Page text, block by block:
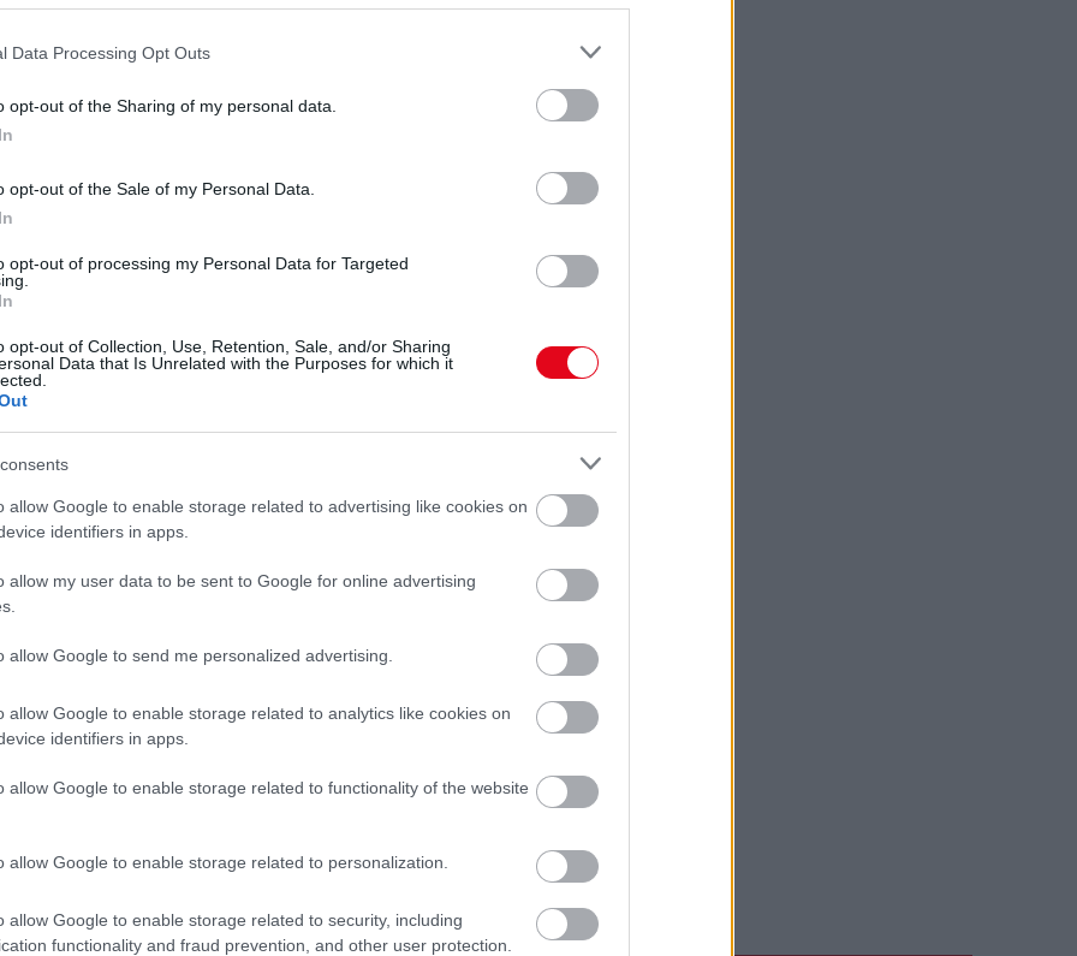
Data Processing Opt Outs
opt-out of the Sharing of my personal data.
opt-out of the Sale of my Personal Data.
opt-out of processing my Personal Data for Targeted
opt-out of Collection, Use, Retention, Sale, and/or Sharing
Data that Is Unrelated with the Purposes for which it
allow Google to enable storage related to advertising like cookies on
identifiers in apps.
allow my user data to be sent to Google for online advertising
allow Google to send me personalized advertising.
allow Google to enable storage related to analytics like cookies on
identifiers in apps.
allow Google to enable storage related to functionality of the website
allow Google to enable storage related to personalization.
allow Google to enable storage related to security, including
functionality and fraud prevention, and other user protection.
megosztott bejegyzés
a rapper lakásán.Egy Twitter-bejegyzés szerint
volt, amikor a mentők megérkeztek hozzá.
közel 7 hónap után végre közölték a stár
okozhatta.
a rapper szervezetében heroin és
és a dohányzés is hozzájárulhatott.